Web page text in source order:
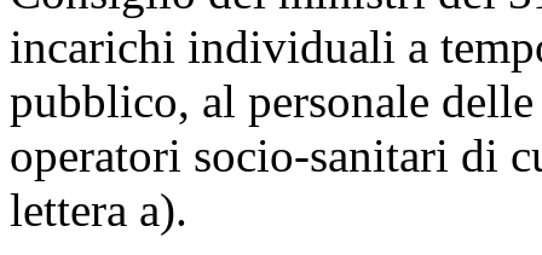
incarichi individuali a
pubblico, al personale
operatori socio-sanitari di
lettera a).